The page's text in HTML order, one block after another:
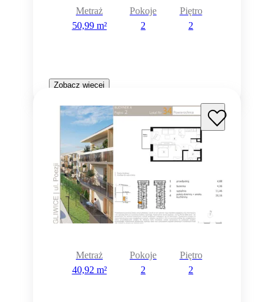
Metraż
50,99 m²
Pokoje
2
Piętro
2
Zobacz więcej
Metraż
40,92 m²
Pokoje
2
Piętro
2